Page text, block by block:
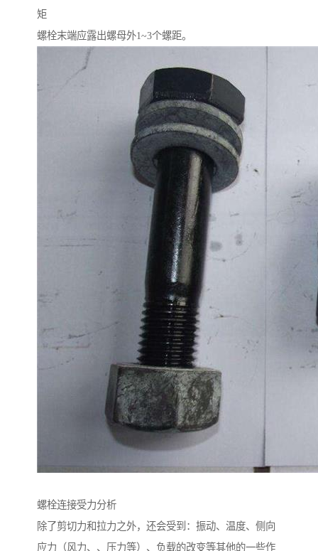
矩
螺栓末端应露出螺母外1~3个螺距。
螺栓连接受力分析
除了剪切力和拉力之外，还会受到：振动、温度、侧向
应力（风力、、压力等）、负载的改变等其他的一些作